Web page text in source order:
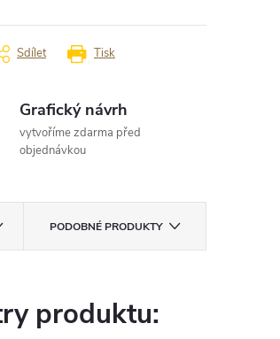
Tisk
Sdílet
Grafický návrh
vytvoříme zdarma před
objednávkou
PODOBNÉ PRODUKTY
produktu: